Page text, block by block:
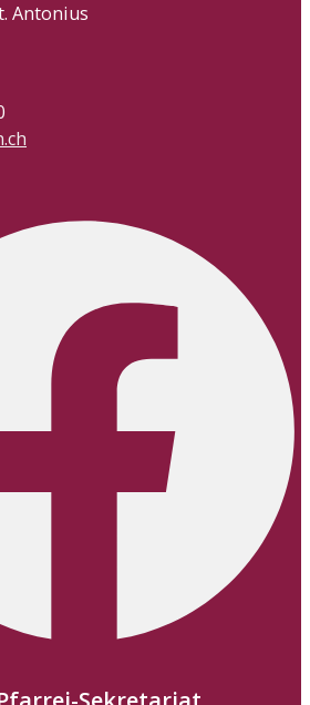
Antonius